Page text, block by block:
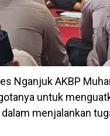
Nganjuk AKBP
untuk
menjalankan